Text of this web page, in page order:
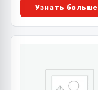
Узнать больше